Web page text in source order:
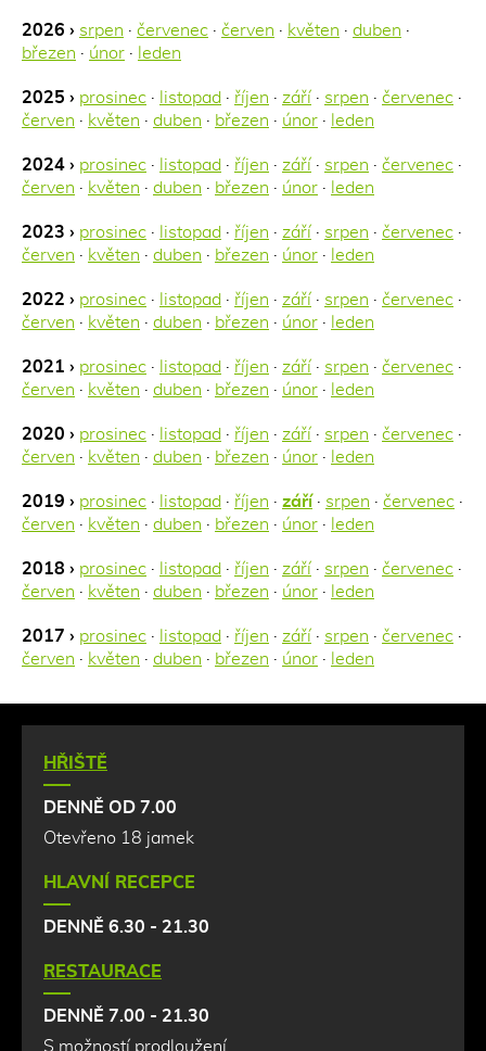
2026 › srpen · červenec · červen · květen · duben ·
březen · únor · leden
2025 › prosinec · listopad · říjen · září · srpen · červenec ·
červen · květen · duben · březen · únor · leden
2024 › prosinec · listopad · říjen · září · srpen · červenec ·
červen · květen · duben · březen · únor · leden
2023 › prosinec · listopad · říjen · září · srpen · červenec ·
červen · květen · duben · březen · únor · leden
2022 › prosinec · listopad · říjen · září · srpen · červenec ·
červen · květen · duben · březen · únor · leden
2021 › prosinec · listopad · říjen · září · srpen · červenec ·
červen · květen · duben · březen · únor · leden
2020 › prosinec · listopad · říjen · září · srpen · červenec ·
červen · květen · duben · březen · únor · leden
2019 › prosinec · listopad · říjen · září · srpen · červenec ·
červen · květen · duben · březen · únor · leden
2018 › prosinec · listopad · říjen · září · srpen · červenec ·
červen · květen · duben · březen · únor · leden
2017 › prosinec · listopad · říjen · září · srpen · červenec ·
červen · květen · duben · březen · únor · leden
HŘIŠTĚ
DENNĚ OD 7.00
Otevřeno 18 jamek
HLAVNÍ RECEPCE
DENNĚ 6.30 - 21.30
RESTAURACE
DENNĚ 7.00 - 21.30
S možností prodloužení